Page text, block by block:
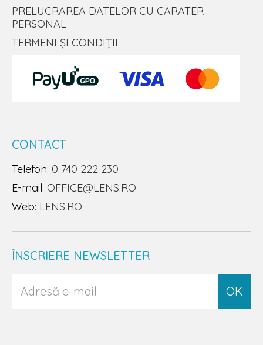
PRELUCRAREA DATELOR CU CARATER
PERSONAL
TERMENI ȘI CONDIȚII
CONTACT
Telefon: 0 740 222 230
E-mail: OFFICE@LENS.RO
Web: LENS.RO
ÎNSCRIERE NEWSLETTER
OK